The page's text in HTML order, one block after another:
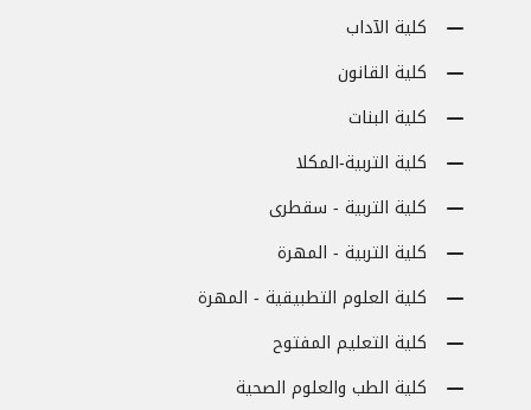
كلية الآداب
كلية القانون
كلية البنات
كلية التربية-المكلا
كلية التربية - سقطرى
كلية التربية - المهرة
كلية العلوم التطبيقية - المهرة
كلية التعليم المفتوح
كلية الطب والعلوم الصحية